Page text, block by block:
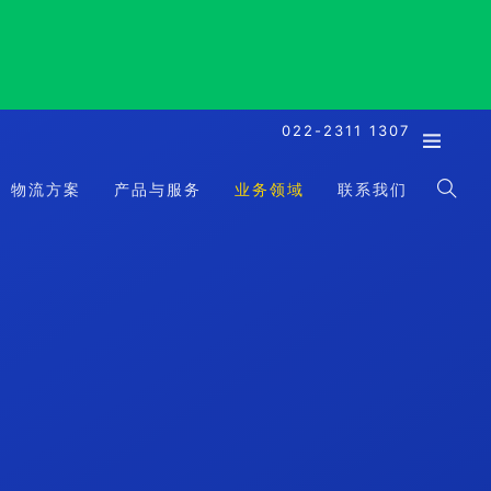
022-2311 1307
物流方案 产品与服务 业务领域 联系我们